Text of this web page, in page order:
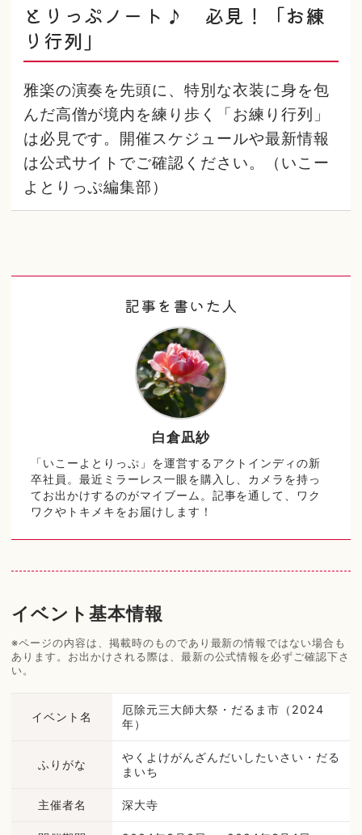
とりっぷノート♪ 必見！「お練
り行列」
雅楽の演奏を先頭に、特別な衣装に身を包
んだ高僧が境内を練り歩く「お練り行列」
は必見です。開催スケジュールや最新情報
は公式サイトでご確認ください。（いこー
よとりっぷ編集部）
記事を書いた人
白倉凪紗
「いこーよとりっぷ」を運営するアクトインディの新
卒社員。最近ミラーレス一眼を購入し、カメラを持っ
てお出かけするのがマイブーム。記事を通して、ワク
ワクやトキメキをお届けします！
イベント基本情報
※ページの内容は、掲載時のものであり最新の情報ではない場合も
あります。お出かけされる際は、最新の公式情報を必ずご確認下さ
い。
イベント名
厄除元三大師大祭・だるま市（2024
年）
ふりがな
やくよけがんざんだいしたいさい・だる
まいち
主催者名 深大寺